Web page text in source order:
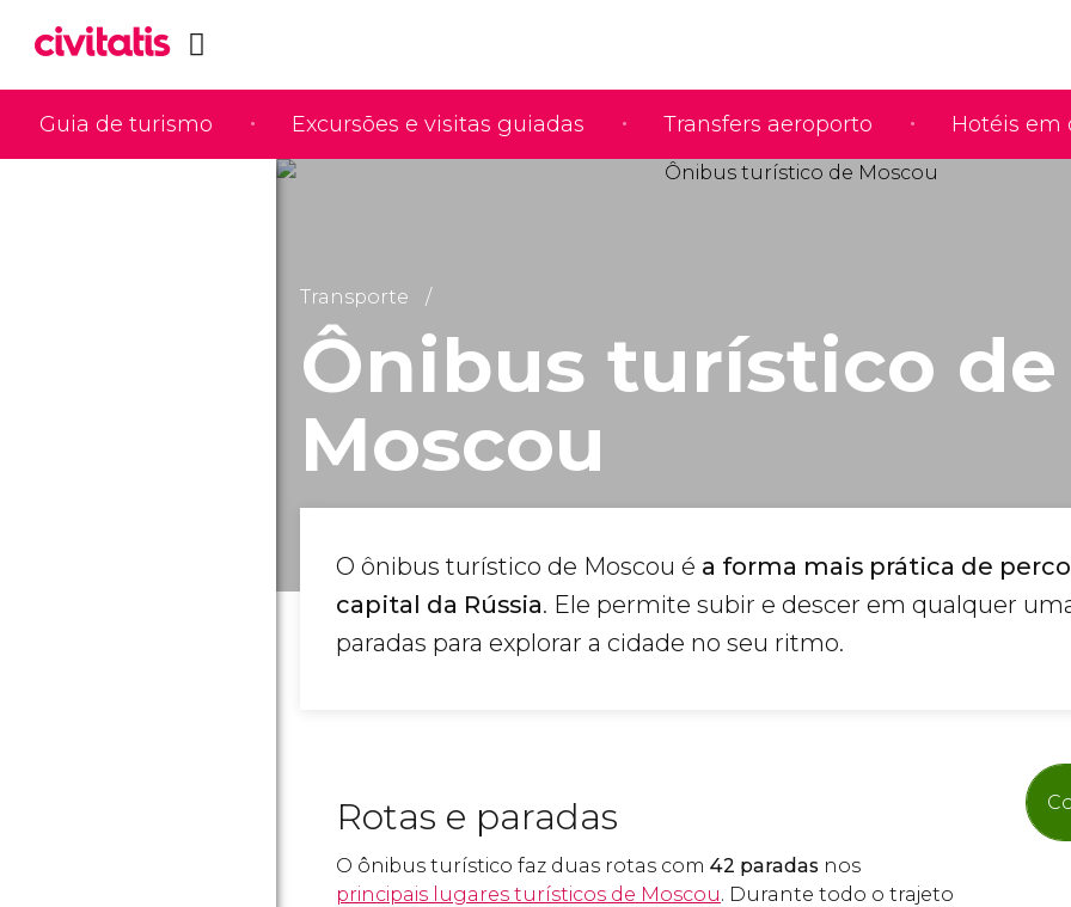
Guia de turismo Excursões e visitas guiadas Transfers aeroporto Hotéis em
Transporte
Ônibus turístico de
Moscou
O ônibus turístico de Moscou é a forma mais prática de
capital da Rússia. Ele permite subir e descer em qualquer
paradas para explorar a cidade no seu ritmo.
Rotas e paradas
O ônibus turístico faz duas rotas com 42 paradas nos
principais lugares turísticos de Moscou. Durante todo o trajeto